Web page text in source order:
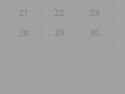
21 22
23
28 29
30